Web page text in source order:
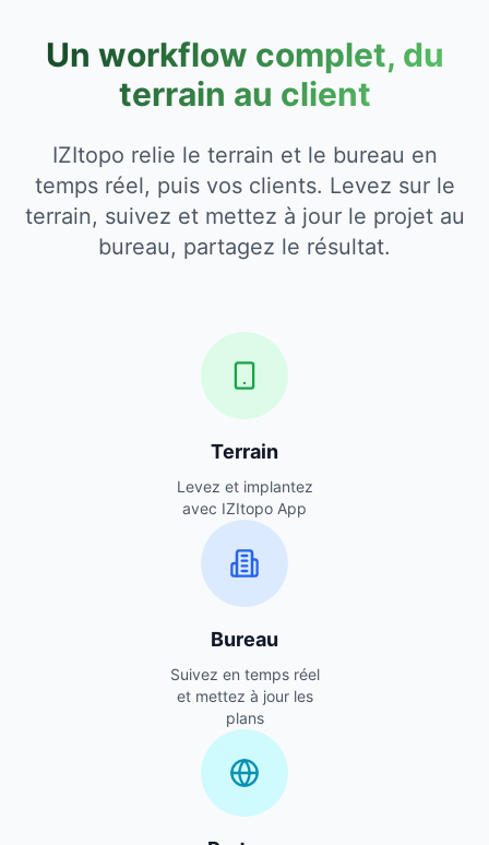
Un workflow complet, du
terrain au client
IZItopo relie le terrain et le bureau en
temps réel, puis vos clients. Levez sur le
terrain, suivez et mettez à jour le projet au
bureau, partagez le résultat.
Terrain
Levez et implantez
avec IZItopo App
Bureau
Suivez en temps réel
et mettez à jour les
plans